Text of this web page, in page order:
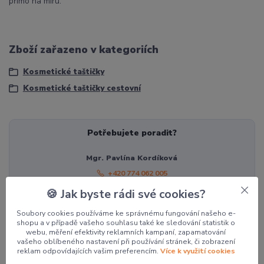
Zboží zařazeno v kategoriích
Kosmetické taštičky
Kosmetické taštičky cestovní
Potřebujete poradit?
Mgr. Pavlína Kordíková
+420 774 062 005
Související zboží 4
🍪 Jak byste rádi své cookies?
Soubory cookies používáme ke správnému fungování našeho e-
shopu a v případě vašeho souhlasu také ke sledování statistik o
webu, měření efektivity reklamních kampaní, zapamatování
vašeho oblíbeného nastavení při používání stránek, či zobrazení
reklam odpovídajících vašim preferencím. Více k využití cookies